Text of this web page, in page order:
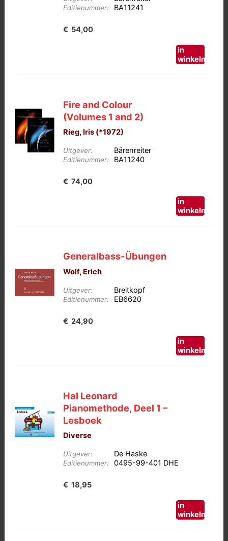
Editienummer: BA11241
€ 54,00
in
winkelmand
Fire and Colour
(Volumes 1 and 2)
Rieg, Iris (*1972)
Uitgever: Bärenreiter
Editienummer: BA11240
€ 74,00
in
winkelmand
Generalbass-Übungen
Wolf, Erich
Uitgever: Breitkopf
Editienummer: EB6620
€ 24,90
in
winkelmand
Hal Leonard
Pianomethode, Deel 1 –
Lesboek
Diverse
Uitgever: De Haske
Editienummer: 0495-99-401 DHE
€ 18,95
in
winkelmand